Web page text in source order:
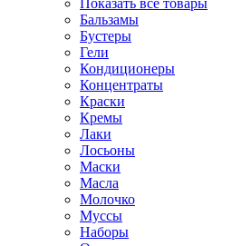
Показать все товары
Бальзамы
Бустеры
Гели
Кондиционеры
Концентраты
Краски
Кремы
Лаки
Лосьоны
Маски
Масла
Молочко
Муссы
Наборы